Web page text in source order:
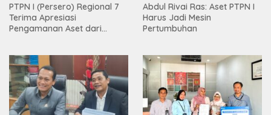
PTPN I (Persero) Regional 7
Terima Apresiasi
Pengamanan Aset dari
Abdul Rivai Ras: Aset PTPN I
Harus Jadi Mesin
Pertumbuhan